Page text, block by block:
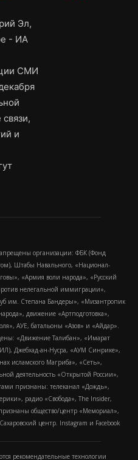
Эл,
- ИА
СМИ
и
организации: ФБК (Фонд
Штабы Навального, «Национал-
«Армия воли народа», «Русский
нелегальной иммиграции»,
им. Степана Бандеры», «Мизантропик
движение «Артподготовка»,
АУЕ, батальоны «Азов» и «Айдар».
«Движение Талибан», «Имарат
Джебхад-ан-Нусра, «АУМ Синрике»,
исламского Магриба», «Сеть»,
деятельность «Открытой России»,
признаны: телеканал «Дождь»,
радио «Свобода», The Insider,
общество/центр «Мемориал»,
центр. Instagram и Facebook
рекомендательные технологии